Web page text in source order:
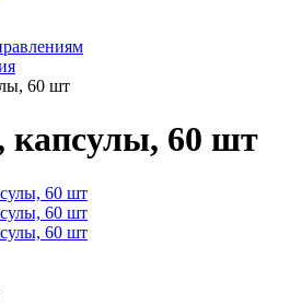
60 шт
60 шт